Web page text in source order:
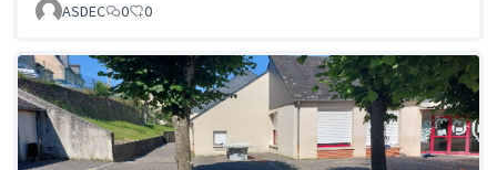
ASDEC
0 0